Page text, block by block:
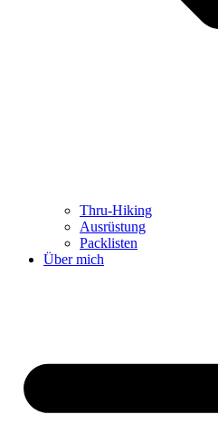
Thru-Hiking
Ausrüstung
Packlisten
Über mich